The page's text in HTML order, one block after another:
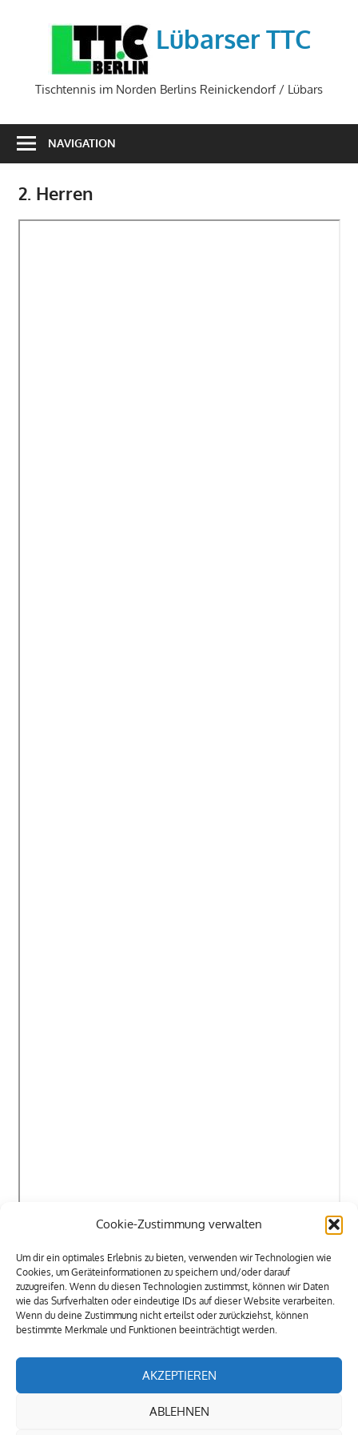
Cookie-Zustimmung verwalten
Um dir ein optimales Erlebnis zu bieten, verwenden wir Technologien wie
Cookies, um Geräteinformationen zu speichern und/oder darauf
zuzugreifen. Wenn du diesen Technologien zustimmst, können wir Daten
wie das Surfverhalten oder eindeutige IDs auf dieser Website verarbeiten.
Wenn du deine Zustimmung nicht erteilst oder zurückziehst, können
bestimmte Merkmale und Funktionen beeinträchtigt werden.
AKZEPTIEREN
ABLEHNEN
Lübarser TTC
Tischtennis im Norden Berlins Reinickendorf / Lübars
NAVIGATION
2. Herren